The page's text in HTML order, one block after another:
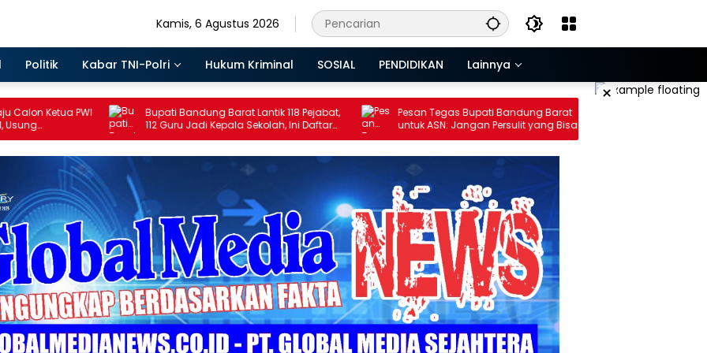
Kamis, 6 Agustus 2026
Politik Kabar TNI-Polri Hukum Kriminal SOSIAL PENDIDIKAN Lainnya
×
Bupati Bandung Barat Lantik 118 Pejabat,
112 Guru Jadi Kepala Sekolah, Ini Daftar
Nama dan Jabatan Barunya
Pesan Tegas Bupati Bandung Barat
untuk ASN: Jangan Persulit yang Bisa
Dipermudah
PLN UP3 Cimahi Ajak
Tagihan Listrik Tepat Waktu
Mobile